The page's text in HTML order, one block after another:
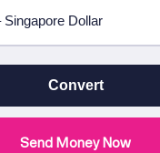
Convert
Send Money Now